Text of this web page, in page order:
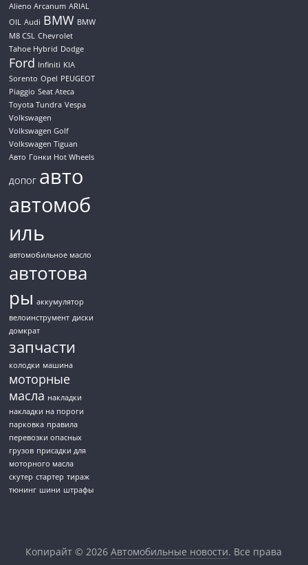
Alieno Arcanum ARIAL
OIL
Audi BMW BMW
M8 CSL
Chevrolet
Tahoe Hybrid Dodge
Ford Infiniti KIA
Sorento Opel PEUGEOT
Piaggio Seat Ateca
Toyota Tundra Vespa
Volkswagen
Volkswagen Golf
Volkswagen Tiguan
Авто Гонки Hot Wheels
ДОПОГ авто
автомоб
иль
автомобильное масло
автотова
ры аккумулятор
велоинструмент диски
домкрат
запчасти
колодки машина
моторные
масла накладки
накладки на пороги
парковка правила
перевозки опасных
грузов присадки для
моторного масла
скутер стартер тираж
тюнинг шини штрафы
Копирайт © 2026Автомобильные новости. Все права